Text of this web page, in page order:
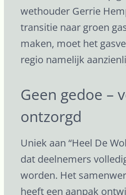
wethouder Gerrie
transitie naar groen
maken, moet het
regio namelijk
Geen gedoe –
ontzorgd
Uniek aan “Heel De
dat deelnemers
worden. Het
heeft een aanpak